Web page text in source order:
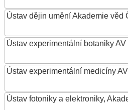
Ústav dějin umění Akademie věd
Ústav experimentální botaniky AV
Ústav experimentální medicíny
Ústav fotoniky a elektroniky,